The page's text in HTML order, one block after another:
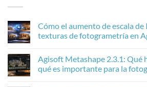
Cómo el aumento de escala de
texturas de fotogrametría en
comentarios
Cómo
Agisoft Metashape 2.3.1: Qué
qué es importante para la